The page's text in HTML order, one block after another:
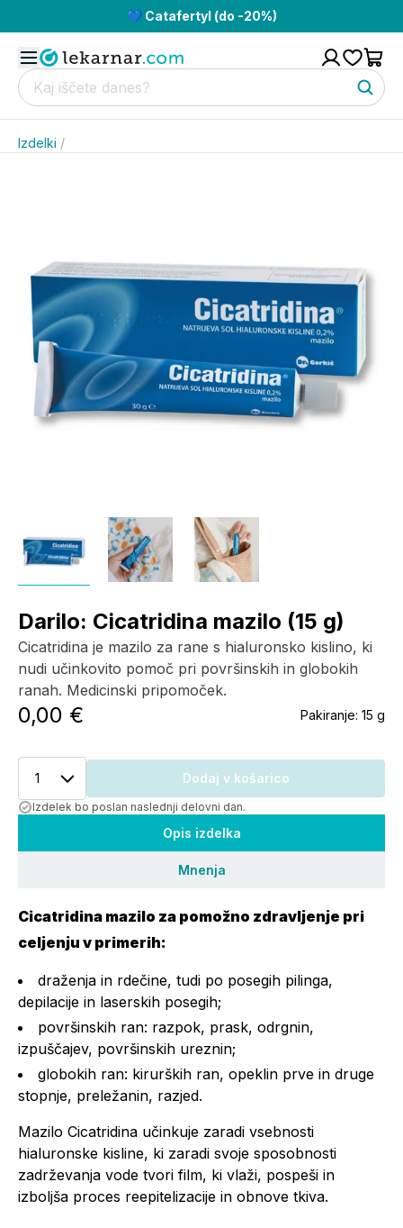
💙 Catafertyl (do -20%)
Izdelki /
Opis izdelka
Mnenja
Cicatridina mazilo za pomožno zdravljenje pri
celjenju v primerih:
draženja in rdečine, tudi po posegih pilinga,
depilacije in laserskih posegih;
površinskih ran: razpok, prask, odrgnin,
izpuščajev, površinskih ureznin;
globokih ran: kirurških ran, opeklin prve in druge
stopnje, preležanin, razjed.
Mazilo Cicatridina učinkuje zaradi vsebnosti
hialuronske kisline, ki zaradi svoje sposobnosti
zadrževanja vode tvori film, ki vlaži, pospeši in
izboljša proces reepitelizacije in obnove tkiva.
Darilo: Cicatridina mazilo (15 g)
Cicatridina je mazilo za rane s hialuronsko kislino, ki
nudi učinkovito pomoč pri površinskih in globokih
ranah. Medicinski pripomoček.
0,00 € Pakiranje: 15 g
1 Dodaj v košarico
Izdelek bo poslan naslednji delovni dan.